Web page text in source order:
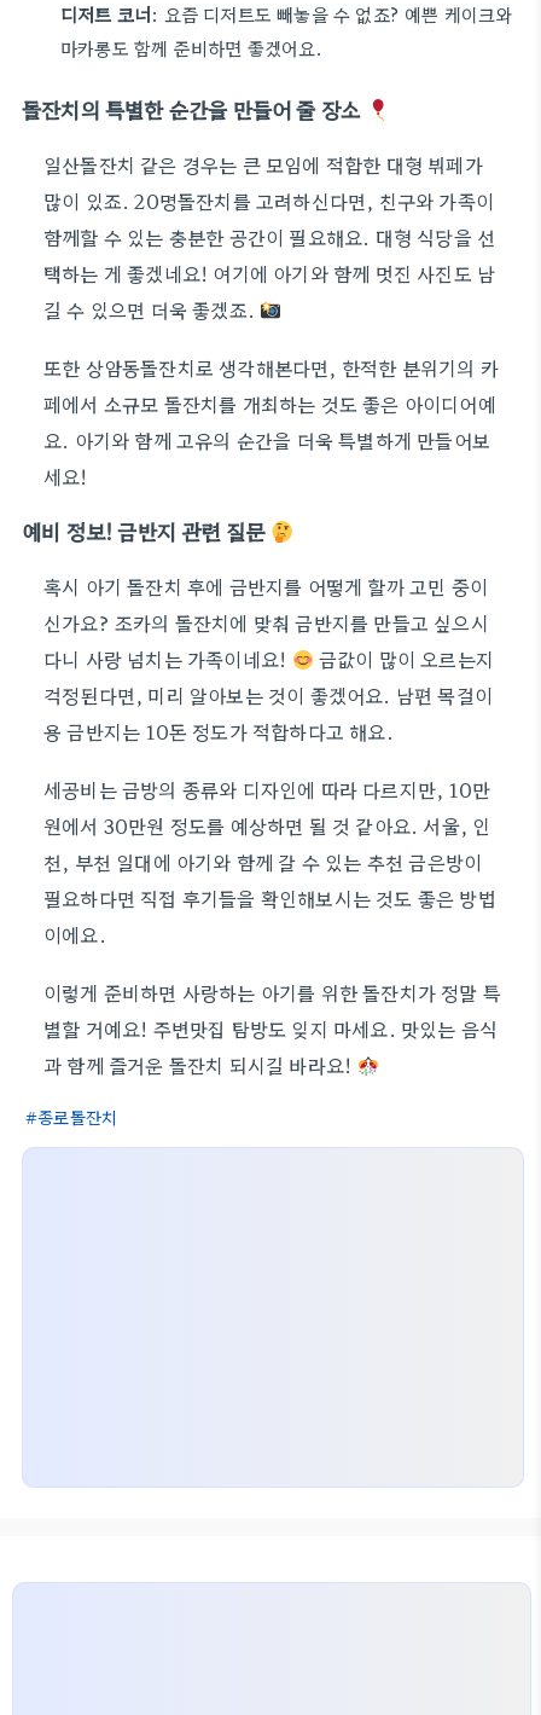
디저트 코너: 요즘 디저트도 빼놓을 수 없죠? 예쁜 케이크와
마카롱도 함께 준비하면 좋겠어요.
돌잔치의 특별한 순간을 만들어 줄 장소
일산돌잔치 같은 경우는 큰 모임에 적합한 대형 뷔페가
많이 있죠. 20명돌잔치를 고려하신다면, 친구와 가족이
함께할 수 있는 충분한 공간이 필요해요. 대형 식당을 선
택하는 게 좋겠네요! 여기에 아기와 함께 멋진 사진도 남
길 수 있으면 더욱 좋겠죠.
또한 상암동돌잔치로 생각해본다면, 한적한 분위기의 카
페에서 소규모 돌잔치를 개최하는 것도 좋은 아이디어예
요. 아기와 함께 고유의 순간을 더욱 특별하게 만들어보
세요!
예비 정보! 금반지 관련 질문
혹시 아기 돌잔치 후에 금반지를 어떻게 할까 고민 중이
신가요? 조카의 돌잔치에 맞춰 금반지를 만들고 싶으시
다니 사랑 넘치는 가족이네요!
금값이 많이 오르는지
걱정된다면, 미리 알아보는 것이 좋겠어요. 남편 목걸이
용 금반지는 10돈 정도가 적합하다고 해요.
세공비는 금방의 종류와 디자인에 따라 다르지만, 10만
원에서 30만원 정도를 예상하면 될 것 같아요. 서울, 인
천, 부천 일대에 아기와 함께 갈 수 있는 추천 금은방이
필요하다면 직접 후기들을 확인해보시는 것도 좋은 방법
이에요.
이렇게 준비하면 사랑하는 아기를 위한 돌잔치가 정말 특
별할 거예요! 주변맛집 탐방도 잊지 마세요. 맛있는 음식
과 함께 즐거운 돌잔치 되시길 바라요!
종로돌잔치